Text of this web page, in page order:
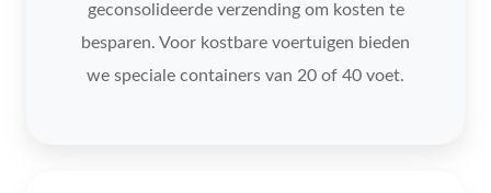
geconsolideerde verzending om kosten te
besparen. Voor kostbare voertuigen bieden
we speciale containers van 20 of 40 voet.